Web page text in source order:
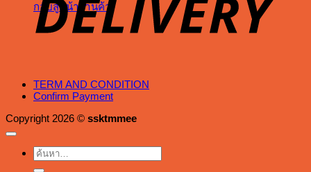
กลับสู่หน้าร้านค้า
TERM AND CONDITION
Confirm Payment
Copyright 2026 © ssktmmee
ค้นหา: